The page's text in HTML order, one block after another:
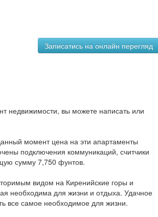
недвижимости, вы можете написать или
момент цена на эти апартаменты
подключения коммуникаций, считчики
сумму 7,750 фунтов.
видом на Киренийские горы и
необходима для жизни и отдыха. Удачное
все самое необходимое для жизни.